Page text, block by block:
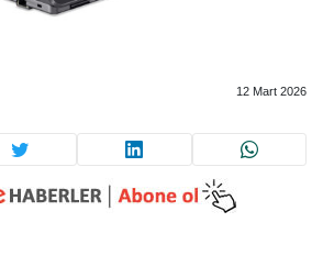
12 Mart 2026